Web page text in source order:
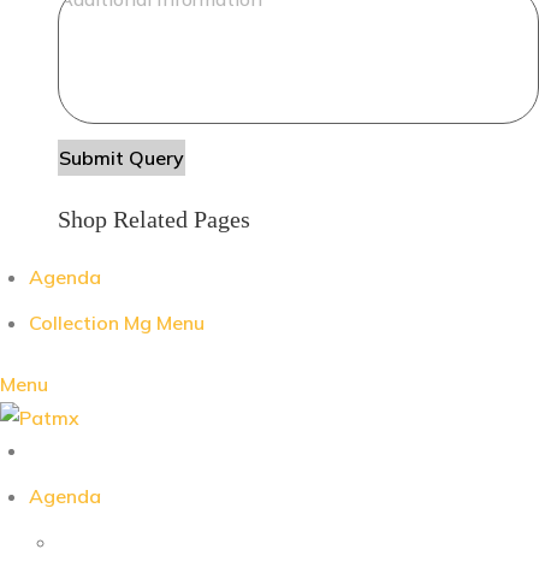
Shop Related Pages
Agenda
Collection Mg Menu
Menu
Agenda